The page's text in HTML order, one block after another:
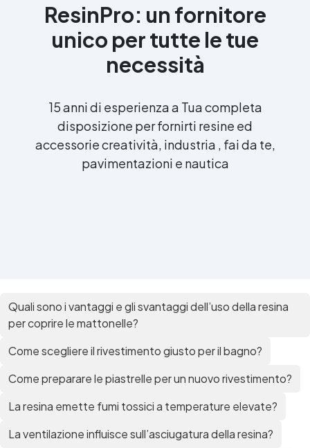
ResinPro: un fornitore
unico per tutte le tue
necessità
15 anni di esperienza a Tua completa
disposizione per fornirti resine ed
accessorie creatività, industria , fai da te,
pavimentazioni e nautica
Quali sono i vantaggi e gli svantaggi dell’uso della resina
per coprire le mattonelle?
Come scegliere il rivestimento giusto per il bagno?
Come preparare le piastrelle per un nuovo rivestimento?
La resina emette fumi tossici a temperature elevate?
La ventilazione influisce sull’asciugatura della resina?